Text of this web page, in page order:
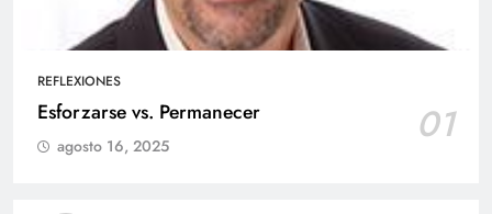
REFLEXIONES
Esforzarse vs. Permanecer 01
agosto 16, 2025